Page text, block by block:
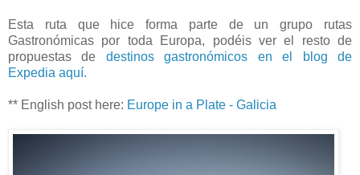
Esta ruta que hice forma parte de un grupo rutas
Gastronómicas por toda Europa, podéis ver el resto de
propuestas de destinos gastronómicos en el blog de
Expedia aquí.
** English post here: Europe in a Plate - Galicia